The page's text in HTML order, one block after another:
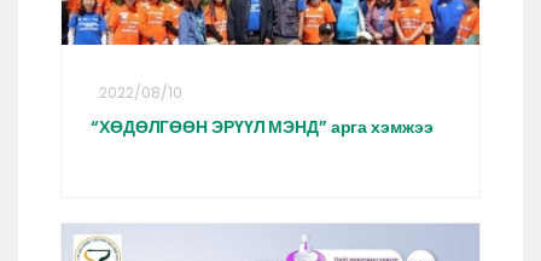
2022/08/10
“ХӨДӨЛГӨӨН ЭРҮҮЛ МЭНД” арга хэмжээ